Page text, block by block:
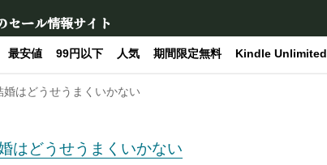
ール情報サイト
最安値 99円以下 人気 期間限定無料 Kindle Unlimited
婚はどうせうまくいかない
はどうせうまくいかない